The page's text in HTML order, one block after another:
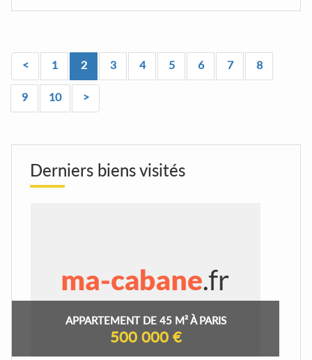
< 1 2 3 4 5 6 7 8
9 10 >
Derniers biens visités
APPARTEMENT DE 45 M² À PARIS
500 000 €